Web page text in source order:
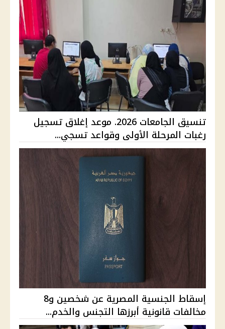
تنسيق الجامعات 2026. موعد إغلاق تسجيل
رغبات المرحلة الأولى وقواعد تسجي...
إسقاط الجنسية المصرية عن شخصين و8
مخالفات قانونية أبرزها التجنس والخدم...